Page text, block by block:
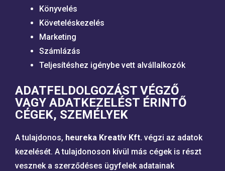
Könyvelés
Követeléskezelés
Marketing
Számlázás
Teljesítéshez igénybe vett alvállalkozók
ADATFELDOLGOZÁST VÉGZŐ
VAGY ADATKEZELÉST ÉRINTŐ
CÉGEK, SZEMÉLYEK
A tulajdonos, heureka Kreatív Kft. végzi az adatok
kezelését. A tulajdonoson kívül más cégek is részt
vesznek a szerződéses ügyfelek adatainak